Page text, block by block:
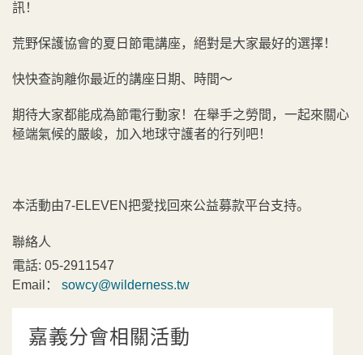
訊！
荒野保護協會的夏日節電講座，絕對是大家最好的選擇！
快快查詢離你最近的講座日期、時間～
期待大家都能成為節電行動家！在舉手之勞間，一起來關心
極端氣候的嚴峻，加入地球守護者的行列吧！
本活動由7-ELEVEN把愛找回來公益募款平台支持。
聯絡人
電話: 05-2911547
Email： sowcy@wilderness.tw
嘉義分會相關活動